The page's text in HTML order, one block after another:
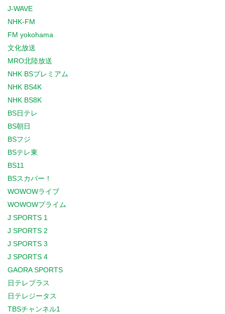
J-WAVE
NHK-FM
FM yokohama
文化放送
MRO北陸放送
NHK BSプレミアム
NHK BS4K
NHK BS8K
BS日テレ
BS朝日
BSフジ
BSテレ東
BS11
BSスカパー！
WOWOWライブ
WOWOWプライム
J SPORTS 1
J SPORTS 2
J SPORTS 3
J SPORTS 4
GAORA SPORTS
日テレプラス
日テレジータス
TBSチャンネル1